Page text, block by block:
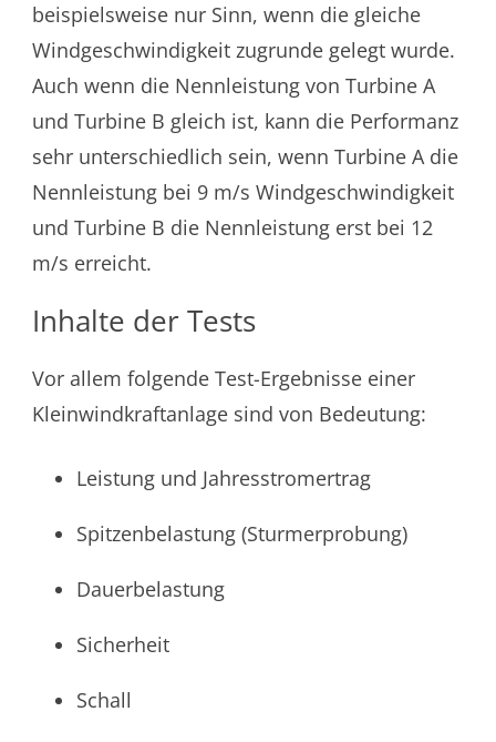
beispielsweise nur Sinn, wenn die gleiche
Windgeschwindigkeit zugrunde gelegt wurde.
Auch wenn die Nennleistung von Turbine A
und Turbine B gleich ist, kann die Performanz
sehr unterschiedlich sein, wenn Turbine A die
Nennleistung bei 9 m/s Windgeschwindigkeit
und Turbine B die Nennleistung erst bei 12
m/s erreicht.
Inhalte der Tests
Vor allem folgende Test-Ergebnisse einer
Kleinwindkraftanlage sind von Bedeutung:
Leistung und Jahresstromertrag
Spitzenbelastung (Sturmerprobung)
Dauerbelastung
Sicherheit
Schall